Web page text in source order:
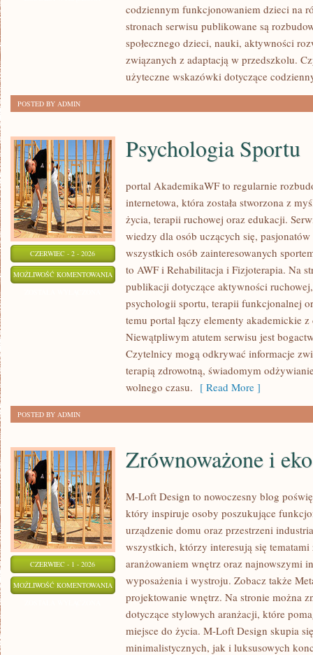
ŻLOBKIcodziennym funkcjonowaniem dzieci na
stronach serwisu publikowane są
społecznego dzieci, nauki, aktywności
związanych z adaptacją w przedszkolu.
użyteczne wskazówki dotyczące
POSTED BY ADMIN
CZERWIEC - 2 - 2026
MOŻLIWOŚĆ KOMENTOWANIA PSYCHOLOGIA
SPORTU
Psychologia Sportu
portal AkademikaWF to regularnie
internetowa, która została stworzona z
życia, terapii ruchowej oraz edukacji.
wiedzy dla osób uczących się,
wszystkich osób zainteresowanych
to AWF i Rehabilitacja i Fizjoterapia. Na
publikacji dotyczące aktywności
psychologii sportu, terapii funkcjonalnej
temu portal łączy elementy akademickie
Niewątpliwym atutem serwisu jest
Czytelnicy mogą odkrywać informacje
terapią zdrowotną, świadomym
wolnego czasu. [ Read More ]
POSTED BY ADMIN
CZERWIEC - 1 - 2026
MOŻLIWOŚĆ KOMENTOWANIA ZRÓWNOWAŻONE
WNĘTRZA
Zrównoważone i
M-Loft Design to nowoczesny blog
który inspiruje osoby poszukujące
urządzenie domu oraz przestrzeni
wszystkich, którzy interesują się
aranżowaniem wnętrz oraz najnowszymi
wyposażenia i wystroju. Zobacz także
projektowanie wnętrz. Na stronie można
dotyczące stylowych aranżacji, które
miejsce do życia. M-Loft Design skupia
minimalistycznych, jak i luksusowych